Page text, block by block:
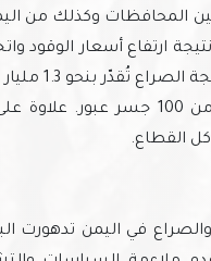
المحافظات وكذلك من
تصل إلى 145% نتيجة ارتفاع
الطرق
6,000 كم وتضرّر أكثر من
القطاع.
في اليمن تدهورت